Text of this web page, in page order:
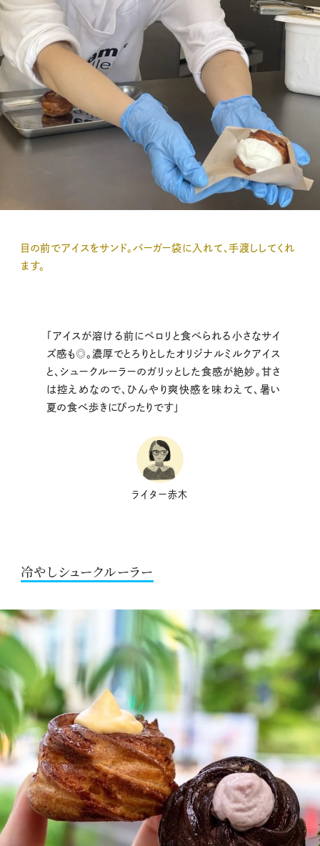
目の前でアイスをサンド。バーガー袋に入れて、手渡ししてくれ
ます。
「アイスが溶ける前にペロリと食べられる小さなサイ
ズ感も◎。濃厚でとろりとしたオリジナルミルクアイス
と、シュークルーラーのガリッとした食感が絶妙。甘さ
は控えめなので、ひんやり爽快感を味わえて、暑い
夏の食べ歩きにぴったりです」
ライター赤木
冷やしシュークルーラー